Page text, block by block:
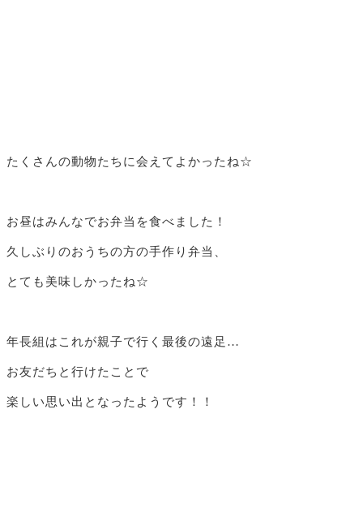
たくさんの動物たちに会えてよかったね☆
お昼はみんなでお弁当を食べました！
久しぶりのおうちの方の手作り弁当、
とても美味しかったね☆
年長組はこれが親子で行く最後の遠足…
お友だちと行けたことで
楽しい思い出となったようです！！